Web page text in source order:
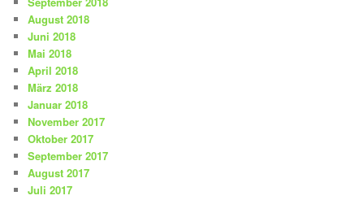
August 2018
Juni 2018
Mai 2018
April 2018
März 2018
Januar 2018
November 2017
Oktober 2017
September 2017
August 2017
Juli 2017